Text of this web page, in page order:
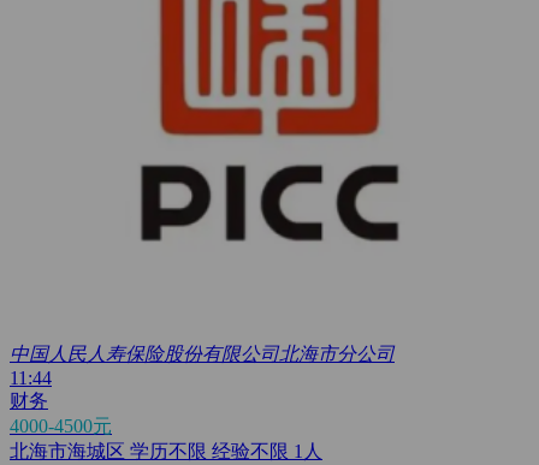
中国人民人寿保险股份有限公司北海市分公司
11:44
财务
4000-4500元
北海市海城区 学历不限 经验不限 1人